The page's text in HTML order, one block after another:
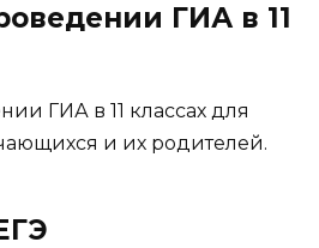
ГИА в 11
ГИА в 11 классах для
и их родителей.